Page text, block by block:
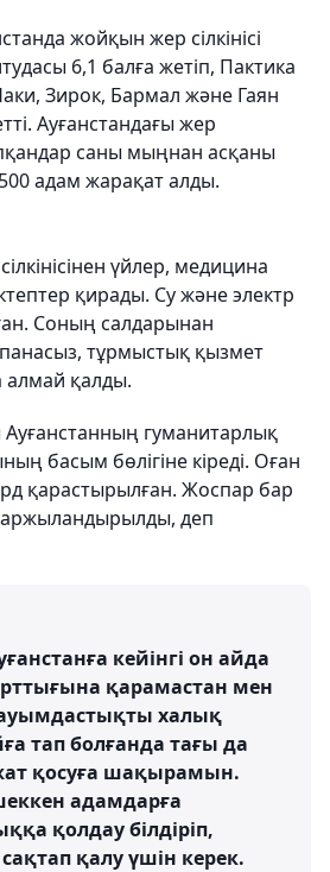
жойқын жер сілкінісі
6,1 балға жетіп, Пактика
Зирок, Бармал және Гаян
Ауғанстандағы жер
саны мыңнан асқаны
адам жарақат алды.
үйлер, медицина
қирады. Су және электр
Соның салдарынан
тұрмыстық қызмет
алмай қалды.
гуманитарлық
басым бөлігіне кіреді. Оған
қарастырылған. Жоспар бар
деп
кейінгі он айда
қарамастан мен
халық
тап болғанда тағы да
қосуға шақырамын.
адамдарға
қолдау білдіріп,
қалу үшін керек.